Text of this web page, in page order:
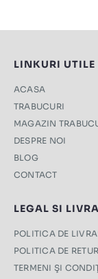
LINKURI UTILE
ACASA
TRABUCURI
MAGAZIN
DESPRE NOI
BLOG
CONTACT
LEGAL SI
POLITICA DE
POLITICA DE RETUR
TERMENI ŞI